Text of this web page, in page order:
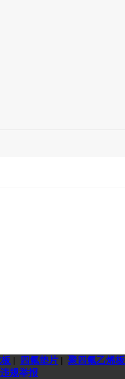
| 四氟垫片 | 聚四氟乙烯板
违规举报